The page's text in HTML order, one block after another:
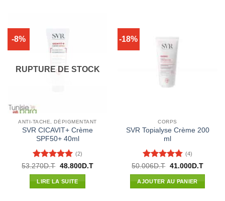
-8%
RUPTURE DE STOCK
ANTI-TACHE, DÉPIGMENTANT
SVR CICAVIT+ Crème
SPF50+ 40ml
Note5 sur
5
(2)
53.270D.T Le
initial
était :
48.800D.TLe
LIRE LA SUITE
-18%
CORPS
SVR Topialyse Crème 200
ml
Note4.75
sur 5
(4)
50.006D.T Le
initial
était :
41.000D.TLe
AJOUTER AU PANIER